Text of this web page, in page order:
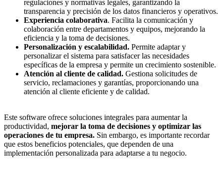
regulaciones y normativas legales, garantizando la
transparencia y precisión de los datos financieros y operativos.
Experiencia colaborativa. Facilita la comunicación y
colaboración entre departamentos y equipos, mejorando la
eficiencia y la toma de decisiones.
Personalización y escalabilidad. Permite adaptar y
personalizar el sistema para satisfacer las necesidades
específicas de la empresa y permite un crecimiento sostenible.
Atención al cliente de calidad. Gestiona solicitudes de
servicio, reclamaciones y garantías, proporcionando una
atención al cliente eficiente y de calidad.
Este software ofrece soluciones integrales para aumentar la
productividad, mejorar la toma de decisiones y optimizar las
operaciones de tu empresa. Sin embargo, es importante recordar
que estos beneficios potenciales, que dependen de una
implementación personalizada para adaptarse a tu negocio.